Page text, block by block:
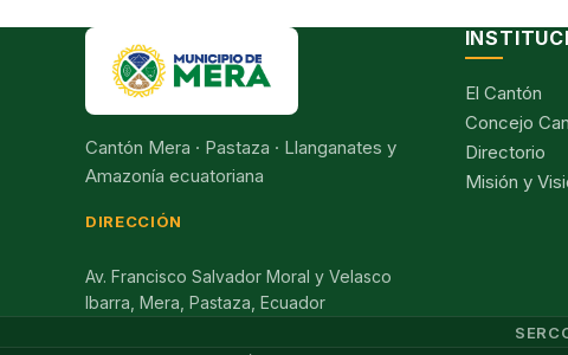
Cantón Mera · Pastaza · Llanganates y
Amazonía ecuatoriana
DIRECCIÓN
Av. Francisco Salvador Moral y Velasco
Ibarra, Mera, Pastaza, Ecuador
El Cantón
Concejo
Directorio
Misión y